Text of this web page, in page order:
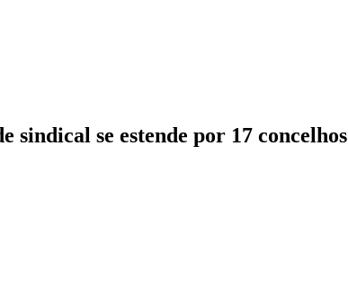
se estende por 17 concelhos